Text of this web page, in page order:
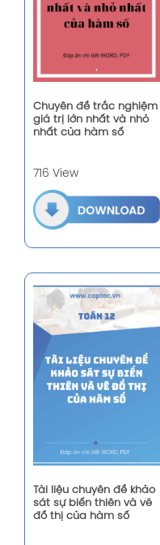
Chuyên đề trắc nghiệm
giá trị lớn nhất và nhỏ
nhất của hàm số
716 View
Tài liệu chuyên đề khảo
sát sự biến thiên và vẽ
đồ thị của hàm số